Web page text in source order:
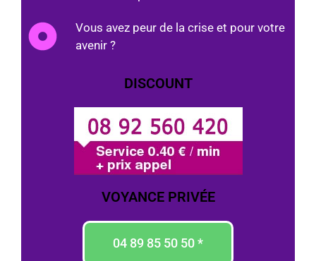
Vous avez peur de la crise et pour votre
avenir ?
DISCOUNT
VOYANCE PRIVÉE
04 89 85 50 50 *